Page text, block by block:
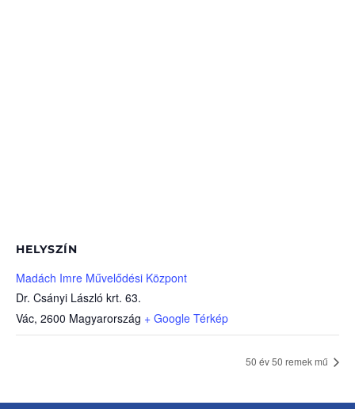
HELYSZÍN
Madách Imre Művelődési Központ
Dr. Csányi László krt. 63.
Vác, 2600 Magyarország + Google Térkép
50 év 50 remek mű